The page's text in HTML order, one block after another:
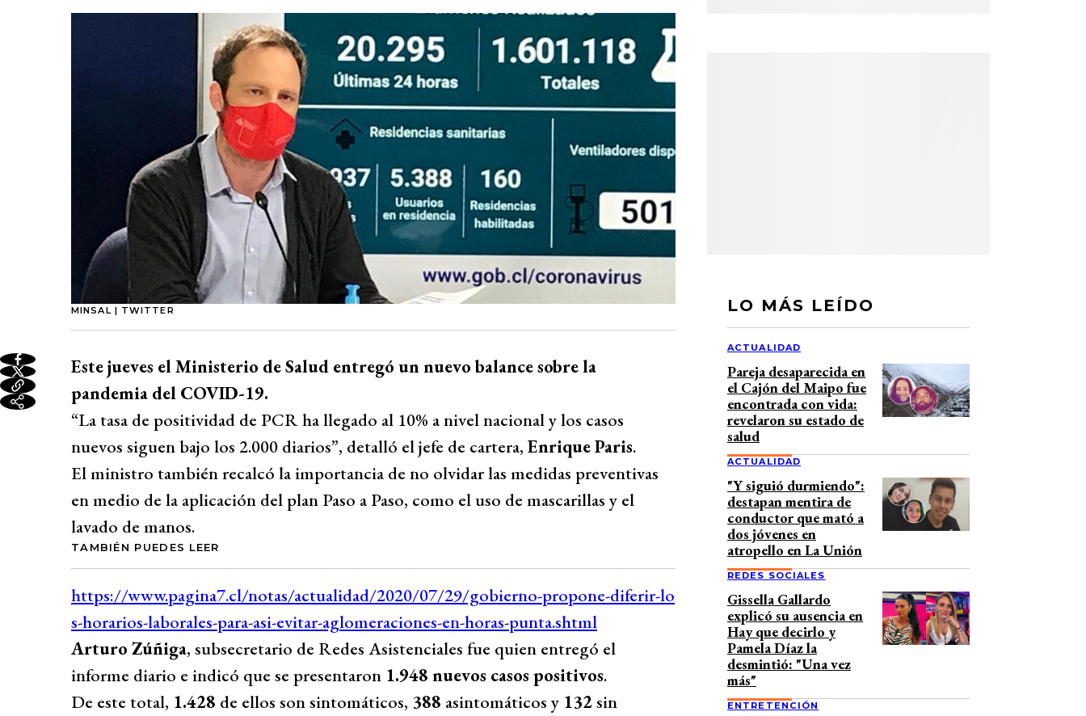
MINSAL | TWITTER
Este jueves el Ministerio de Salud entregó un nuevo balance sobre la
pandemia del COVID-19.
“La tasa de positividad de PCR ha llegado al 10% a nivel nacional y los casos
nuevos siguen bajo los 2.000 diarios”, detalló el jefe de cartera, Enrique Paris.
El ministro también recalcó la importancia de no olvidar las medidas preventivas
en medio de la aplicación del plan Paso a Paso, como el uso de mascarillas y el
lavado de manos.
TAMBIÉN PUEDES LEER
Arturo Zúñiga, subsecretario de Redes Asistenciales fue quien entregó el
informe diario e indicó que se presentaron 1.948 nuevos casos positivos.
De este total, 1.428 de ellos son sintomáticos, 388 asintomáticos y 132sin
LO MÁS LEÍDO
ACTUALIDAD
Pareja desaparecida en
el Cajón del Maipo fue
encontrada con vida:
revelaron su estado de
salud
ACTUALIDAD
"Y siguió durmiendo":
destapan mentira de
conductor que mató a
dos jóvenes en
atropello en La Unión
REDES SOCIALES
Gissella Gallardo
explicó su ausencia en
Hay que decirlo y
Pamela Díaz la
desmintió: "Una vez
más"
ENTRETENCIÓN